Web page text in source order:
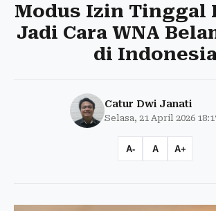
Modus Izin Tinggal
Jadi Cara WNA
di
Catur Dwi Janati
Selasa, 21 April 2026
A- A A+